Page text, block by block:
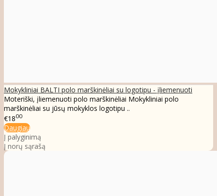
Mokykliniai BALTI polo marškinėliai su logotipu - įliemenuoti
Moteriški, įliemenuoti polo marškinėliai Mokykliniai polo
marškinėliai su jūsų mokyklos logotipu ..
€1800
Daugiau
Į palyginimą
Į norų sąrašą